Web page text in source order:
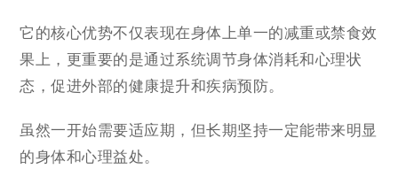
它的核心优势不仅表现在身体上单一的减重或禁食效
果上，更重要的是通过系统调节身体消耗和心理状
态，促进外部的健康提升和疾病预防。
虽然一开始需要适应期，但长期坚持一定能带来明显
的身体和心理益处。